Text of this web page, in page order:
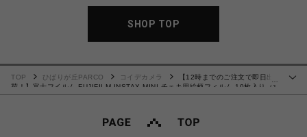
SHOP TOP
…
TOP ひばりが丘PARCO コイデカメラ
【12時までのご注文で即日出
荷！】富士フイルム FUJIFILM INSTAX MINI チェキ用絵柄フィルム 10枚入り（1
パック） SKY BLUE チェキフィルム